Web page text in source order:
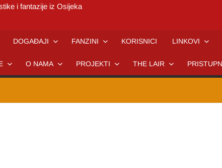
i fantazije iz Osijeka
DOGAĐAJI FANZINI KORISNICI LINKOVI
O NAMA PROJEKTI THE LAIR